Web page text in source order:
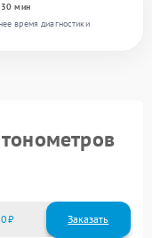
30 мин
время диагностики
0 Заказать